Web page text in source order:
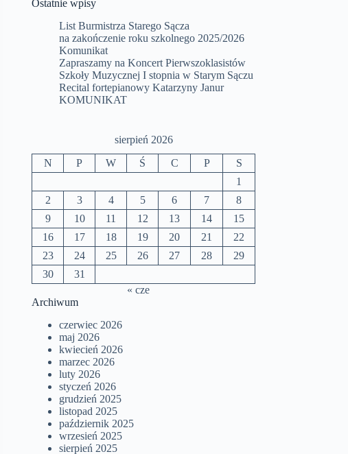
Ostatnie wpisy
List Burmistrza Starego Sącza
na zakończenie roku szkolnego 2025/2026
Komunikat
Zapraszamy na Koncert Pierwszoklasistów
Szkoły Muzycznej I stopnia w Starym Sączu
Recital fortepianowy Katarzyny Janur
KOMUNIKAT
sierpień 2026
N P W Ś C P
S
1
2
3 4 5 6 7
8
9
10 11 12 13 14
15
16
17 18 19 20 21
22
23
24 25 26 27 28
29
30
31
« cze
Archiwum
czerwiec 2026
maj 2026
kwiecień 2026
marzec 2026
luty 2026
styczeń 2026
grudzień 2025
listopad 2025
październik 2025
wrzesień 2025
sierpień 2025